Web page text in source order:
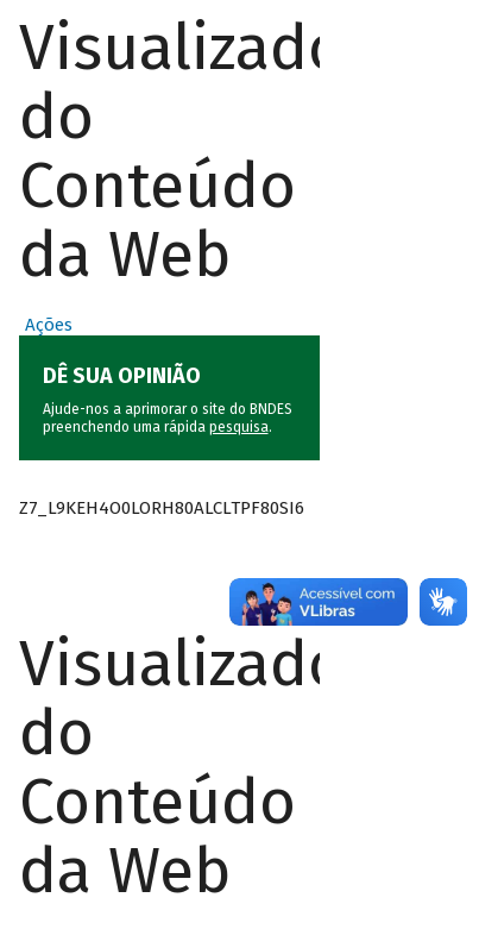
Visualizador
do
Conteúdo
da Web
Ações
DÊ SUA OPINIÃO
Ajude-nos a aprimorar o site do BNDES
preenchendo uma rápida pesquisa.
Z7_L9KEH4O0LORH80ALCLTPF80SI6
Visualizador
do
Conteúdo
da Web